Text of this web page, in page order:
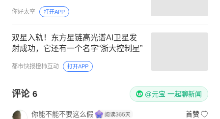
你好太空 打开APP
双星入轨！东方星链高光谱AI卫星发
射成功，它还有一个名字“浙大控制星”
都市快报橙柿互动 打开APP
评论 6 @元宝 一起聊新闻
你能不能不要这么假
首赞